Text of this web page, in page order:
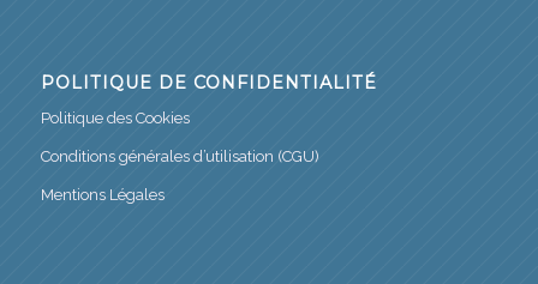
POLITIQUE DE CONFIDENTIALITÉ
Politique des Cookies
Conditions générales d’utilisation (CGU)
Mentions Légales